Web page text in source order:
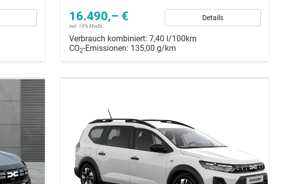
16.490,– €
incl. 19% MwSt.
Details
Verbrauch kombiniert: 7,40 l/100km
CO2-Emissionen: 135,00 g/km